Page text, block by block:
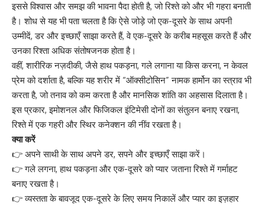
इससे विश्वास और समझ की भावना पैदा होती है, जो रिश्ते को और भी गहरा बनाती
है। शोध से यह भी पता चलता है कि ऐसे जोड़े जो एक-दूसरे के साथ अपनी
उम्मीदें, डर और इच्छाएँ साझा करते हैं, वे एक-दूसरे के करीब महसूस करते हैं और
उनका रिश्ता अधिक संतोषजनक होता है।
वहीं, शारीरिक नज़दीकी, जैसे हाथ पकड़ना, गले लगाना या किस करना, न केवल
प्रेम को दर्शाता है, बल्कि यह शरीर में “ऑक्सीटोसिन” नामक हार्मोन का स्त्राव भी
करता है, जो तनाव को कम करता है और मानसिक शांति का अहसास दिलाता है।
इस प्रकार, इमोशनल और फिजिकल इंटिमेसी दोनों का संतुलन बनाए रखना,
रिश्ते में एक गहरी और स्थिर कनेक्शन की नींव रखता है।
क्या करें
👉 अपने साथी के साथ अपने डर, सपने और इच्छाएँ साझा करें।
👉 गले लगना, हाथ पकड़ना और एक-दूसरे को प्यार जताना रिश्ते में गर्माहट
बनाए रखता है।
👉 व्यस्तता के बावजूद एक-दूसरे के लिए समय निकालें और प्यार का इज़हार